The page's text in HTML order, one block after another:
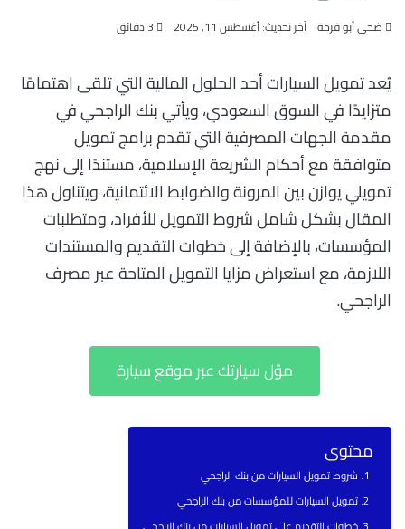
ضحى أبو فرحة آخر تحديث: أغسطس 11, 2025
يُعد تمويل السيارات أحد الحلول المالية التي تلقى اهتمامًا
متزايدًا في السوق السعودي، ويأتي بنك الراجحي في
مقدمة الجهات المصرفية التي تقدم برامج تمويل
متوافقة مع أحكام الشريعة الإسلامية، مستندًا إلى نهج
تمويلي يوازن بين المرونة والضوابط الائتمانية، ويتناول هذا
المقال بشكل شامل شروط التمويل للأفراد، ومتطلبات
المؤسسات، بالإضافة إلى خطوات التقديم والمستندات
اللازمة، مع استعراض مزايا التمويل المتاحة عبر مصرف
الراجحي.
موّل سيارتك عبر موقع سيارة
محتوى
شروط تمويل السيارات من بنك الراجحي
تمويل السيارات للمؤسسات من بنك الراجحي